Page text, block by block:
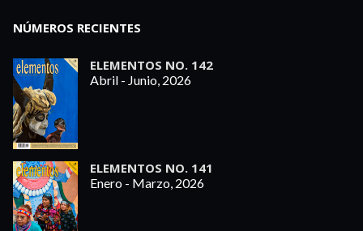
NÚMEROS RECIENTES
ELEMENTOS NO. 142
Abril - Junio, 2026
ELEMENTOS NO. 141
Enero - Marzo, 2026